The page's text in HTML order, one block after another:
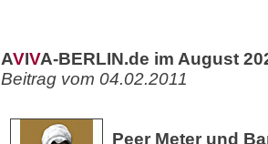
AVIVA-BERLIN.de im August
Beitrag vom 04.02.2011
Peer Meter und